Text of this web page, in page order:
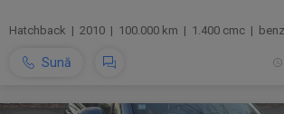
Hatchback | 2010 | 100.000 km | 1.400 cmc |
Sună